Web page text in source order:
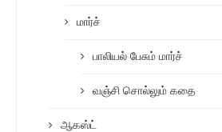
மார்ச்
பாலியல் பேசும் மார்ச்
வஞ்சி சொல்லும் கதை
ஆகஸ்ட்